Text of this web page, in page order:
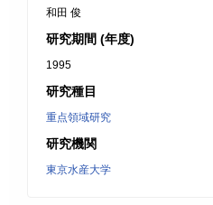
和田 俊
研究期間 (年度)
1995
研究種目
重点領域研究
研究機関
東京水産大学